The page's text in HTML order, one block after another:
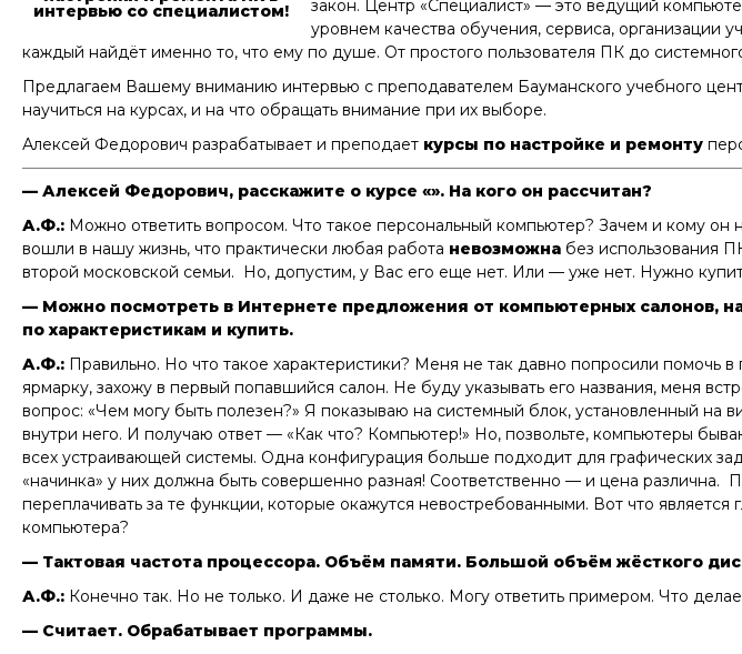
интервью со специалистом!
закон. Центр «Специалист» — это ведущий
уровнем качества обучения, сервиса, организации
каждый найдёт именно то, что ему по душе. От простого пользователя ПК до
Предлагаем Вашему вниманию интервью с преподавателем Бауманского учебного
научиться на курсах, и на что обращать внимание при их выборе.
Алексей Федорович разрабатывает и преподает курсы по настройке и ремонту
— Алексей Федорович, расскажите о курсе «». На кого он рассчитан?
А.Ф.: Можно ответить вопросом. Что такое персональный компьютер? Зачем и кому
вошли в нашу жизнь, что практически любая работа невозможна без использования
второй московской семьи. Но, допустим, у Вас его еще нет. Или — уже нет. Нужно
— Можно посмотреть в Интернете предложения от компьютерных салонов,
по характеристикам и купить.
А.Ф.: Правильно. Но что такое характеристики? Меня не так давно попросили
ярмарку, захожу в первый попавшийся салон. Не буду указывать его названия, меня
вопрос: «Чем могу быть полезен?» Я показываю на системный блок, установленный на
внутри него. И получаю ответ — «Как что? Компьютер!» Но, позвольте, компьютеры
всех устраивающей системы. Одна конфигурация больше подходит для графических
«начинка» у них должна быть совершенно разная! Соответственно — и цена различна.
переплачивать за те функции, которые окажутся невостребованными. Вот что является
компьютера?
— Тактовая частота процессора. Объём памяти. Большой объём жёсткого
А.Ф.: Конечно так. Но не только. И даже не столько. Могу ответить примером. Что
— Считает. Обрабатывает программы.